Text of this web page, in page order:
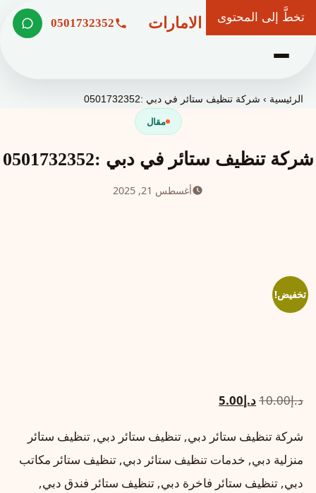
تخطَّ إلى المحتوى
شركة وعد الامارات 0501732352
الرئيسية ›شركة تنظيف ستائر في دبي :0501732352
مقال
شركة تنظيف ستائر في دبي :0501732352
أغسطس 21, 2025
تخفيض!
د.إ10.00السعر
هو:
د.إ10.00.
د.إ5.00السعر
هو:
د.إ5.00.
شركة تنظيف ستائر دبي, تنظيف ستائر دبي, تنظيف ستائر
منزلية دبي, خدمات تنظيف ستائر دبي, تنظيف ستائر مكاتب
دبي, تنظيف ستائر فاخرة دبي, تنظيف ستائر فندق دبي,